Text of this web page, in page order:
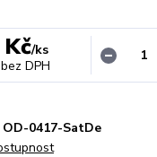
/ks
bez DPH
OD-0417-SatDe